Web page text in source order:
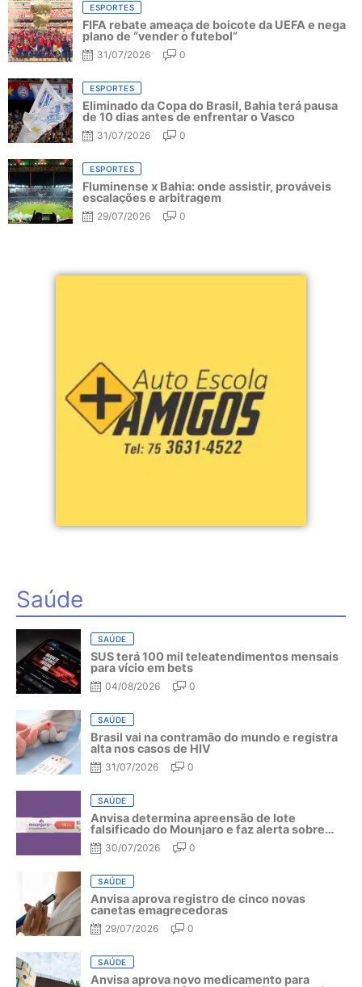
ESPORTES
FIFA rebate ameaça de boicote da UEFA e nega
plano de “vender o futebol”
31/07/2026 0
ESPORTES
Eliminado da Copa do Brasil, Bahia terá pausa
de 10 dias antes de enfrentar o Vasco
31/07/2026 0
ESPORTES
Fluminense x Bahia: onde assistir, prováveis
escalações e arbitragem
29/07/2026 0
Saúde
SAÚDE
SUS terá 100 mil teleatendimentos mensais
para vício em bets
04/08/2026 0
SAÚDE
Brasil vai na contramão do mundo e registra
alta nos casos de HIV
31/07/2026 0
SAÚDE
Anvisa determina apreensão de lote
falsificado do Mounjaro e faz alerta sobre
riscos do medicamento
30/07/2026 0
SAÚDE
Anvisa aprova registro de cinco novas
canetas emagrecedoras
29/07/2026 0
SAÚDE
Anvisa aprova novo medicamento para